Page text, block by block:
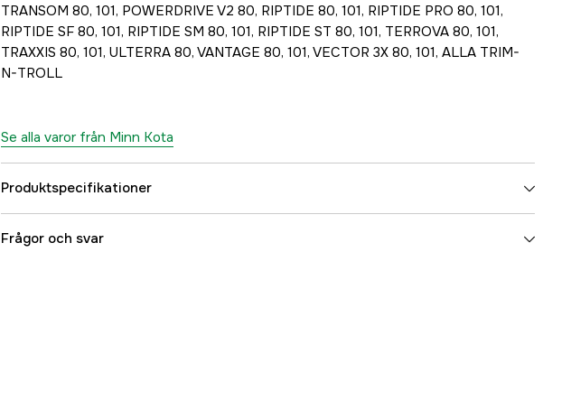
TRANSOM 80, 101, POWERDRIVE V2 80, RIPTIDE 80, 101, RIPTIDE PRO 80, 101,
RIPTIDE SF 80, 101, RIPTIDE SM 80, 101, RIPTIDE ST 80, 101, TERROVA 80, 101,
TRAXXIS 80, 101, ULTERRA 80, VANTAGE 80, 101, VECTOR 3X 80, 101, ALLA TRIM-
N-TROLL
Se alla varor från Minn Kota
Produktspecifikationer
Referensnummer
Frågor och svar